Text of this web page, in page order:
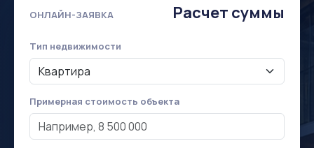
ОНЛАЙН-ЗАЯВКА Расчет суммы
Тип недвижимости
Примерная стоимость объекта